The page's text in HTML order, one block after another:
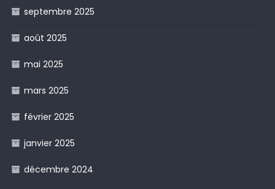
septembre 2025
août 2025
mai 2025
mars 2025
février 2025
janvier 2025
décembre 2024